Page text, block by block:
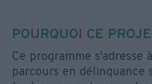
POURQUOI CE
Ce programme s'adresse
parcours en délinquance